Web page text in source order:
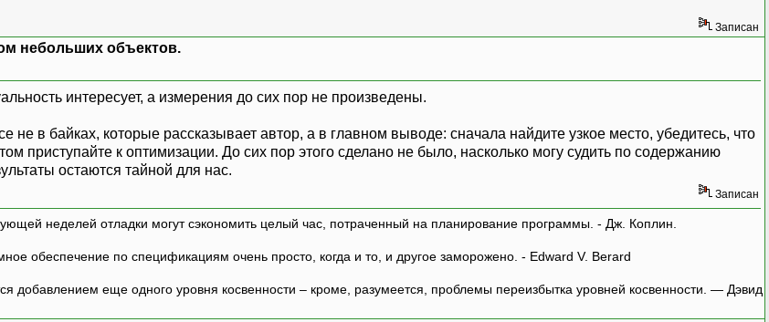
Записан
небольших объектов.
интересует, а измерения до сих пор не произведены.
не в байках, которые рассказывает автор, а в главном выводе: сначала найдите узкое место, убедитесь, что
приступайте к оптимизации. До сих пор этого сделано не было, насколько могу судить по содержанию
остаются тайной для нас.
Записан
неделей отладки могут сэкономить целый час, потраченный на планирование программы. - Дж. Коплин.
обеспечение по спецификациям очень просто, когда и то, и другое заморожено. - Edward V. Berard
еще одного уровня косвенности – кроме, разумеется, проблемы переизбытка уровней косвенности. — Дэвид